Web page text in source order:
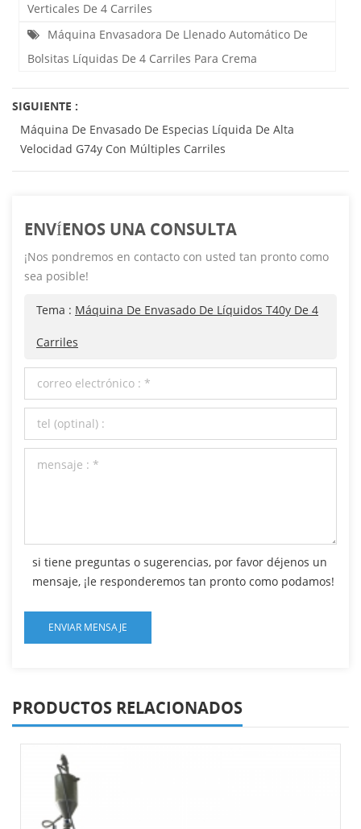
Verticales De 4 Carriles
Máquina Envasadora De Llenado Automático De
Bolsitas Líquidas De 4 Carriles Para Crema
SIGUIENTE :
Máquina De Envasado De Especias Líquida De Alta
Velocidad G74y Con Múltiples Carriles
ENVÍENOS UNA CONSULTA
¡Nos pondremos en contacto con usted tan pronto como
sea posible!
Tema : Máquina De Envasado De Líquidos T40y De 4
Carriles
si tiene preguntas o sugerencias, por favor déjenos un
mensaje, ¡le responderemos tan pronto como podamos!
PRODUCTOS RELACIONADOS